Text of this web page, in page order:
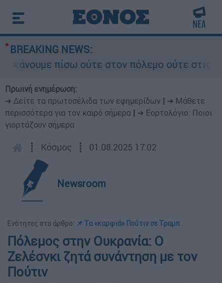
BREAKING NEWS:
πίσω ούτε στον πόλεμο ούτε στις
Πρωινή ενημέρωση:
➔ Δείτε τα πρωτοσέλιδα των εφημερίδων
➔ Μάθετε
περισσότερα για τον καιρό σήμερα
➔ Εορτολόγιο: Ποιοι
γιορτάζουν σήμερα
┋ Κόσμος ┋ 01.08.2025 17:02
Newsroom
Ενότητες στο άρθρο: 📌 Τα «καρφιά» Πούτιν σε Τραμπ
Πόλεμος στην Ουκρανία: Ο
Ζελέσνκι ζητά συνάντηση με τον
Πούτιν